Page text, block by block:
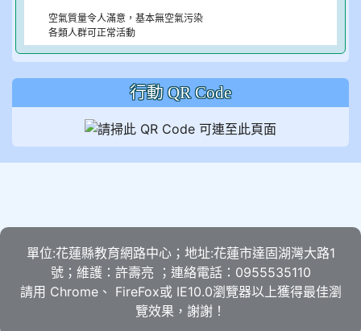
空氣質量令人滿意，基本無空氣污染
各類人群可正常活動
行動 QR Code
單位:花蓮縣教育網路中心；地址:花蓮市達固湖灣大路1
號；維護：許壽亮 ；連絡電話：0955535110
請用 Chrome、 FireFox或 IE10.0瀏覽器以上獲得最佳瀏
覽效果，謝謝！